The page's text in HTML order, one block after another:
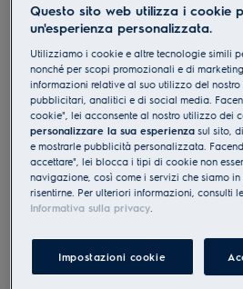
Forno da incasso
Rivestimento
0 (0)
Questo sito web utilizza i cookie
un'esperienza personalizzata.
Utilizziamo i cookie e altre tecnologie simili
nonché per scopi promozionali e di
informazioni relative al suo utilizzo del
pubblicitari, analitici e di social media.
cookie", lei acconsente al nostro utilizzo dei
personalizzare la sua esperienza sul sito,
e mostrarle pubblicità personalizzata.
accettare", lei blocca i tipi di cookie non
navigazione, così come i servizi che siamo
risentirne. Per ulteriori informazioni, consulti
Informativa sulla privacy
Impostazioni cookie